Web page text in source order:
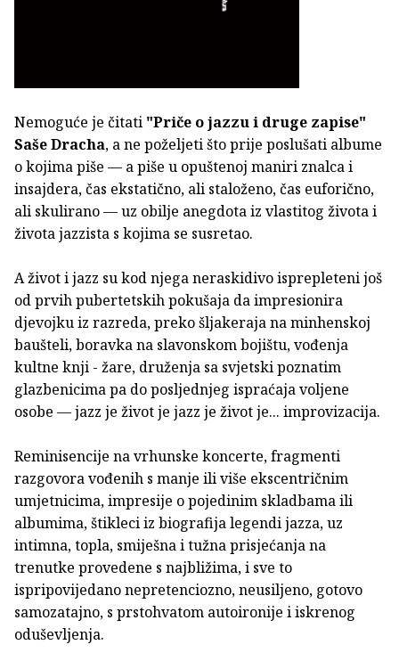
Nemoguće je čitati "Priče o jazzu i druge zapise"
Saše Dracha, a ne poželjeti što prije poslušati albume
o kojima piše — a piše u opuštenoj maniri znalca i
insajdera, čas ekstatično, ali staloženo, čas euforično,
ali skulirano — uz obilje anegdota iz vlastitog života i
života jazzista s kojima se susretao.
A život i jazz su kod njega neraskidivo isprepleteni još
od prvih pubertetskih pokušaja da impresionira
djevojku iz razreda, preko šljakeraja na minhenskoj
baušteli, boravka na slavonskom bojištu, vođenja
kultne knji - žare, druženja sa svjetski poznatim
glazbenicima pa do posljednjeg ispraćaja voljene
osobe — jazz je život je jazz je život je... improvizacija.
Reminisencije na vrhunske koncerte, fragmenti
razgovora vođenih s manje ili više ekscentričnim
umjetnicima, impresije o pojedinim skladbama ili
albumima, štikleci iz biografija legendi jazza, uz
intimna, topla, smiješna i tužna prisjećanja na
trenutke provedene s najbližima, i sve to
ispripovijedano nepretenciozno, neusiljeno, gotovo
samozatajno, s prstohvatom autoironije i iskrenog
oduševljenja.